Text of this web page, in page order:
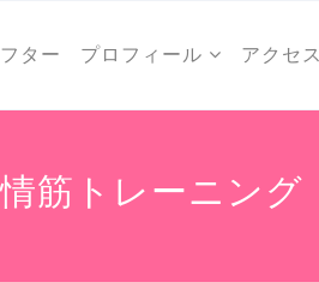
ター プロフィール アクセス
筋トレーニング